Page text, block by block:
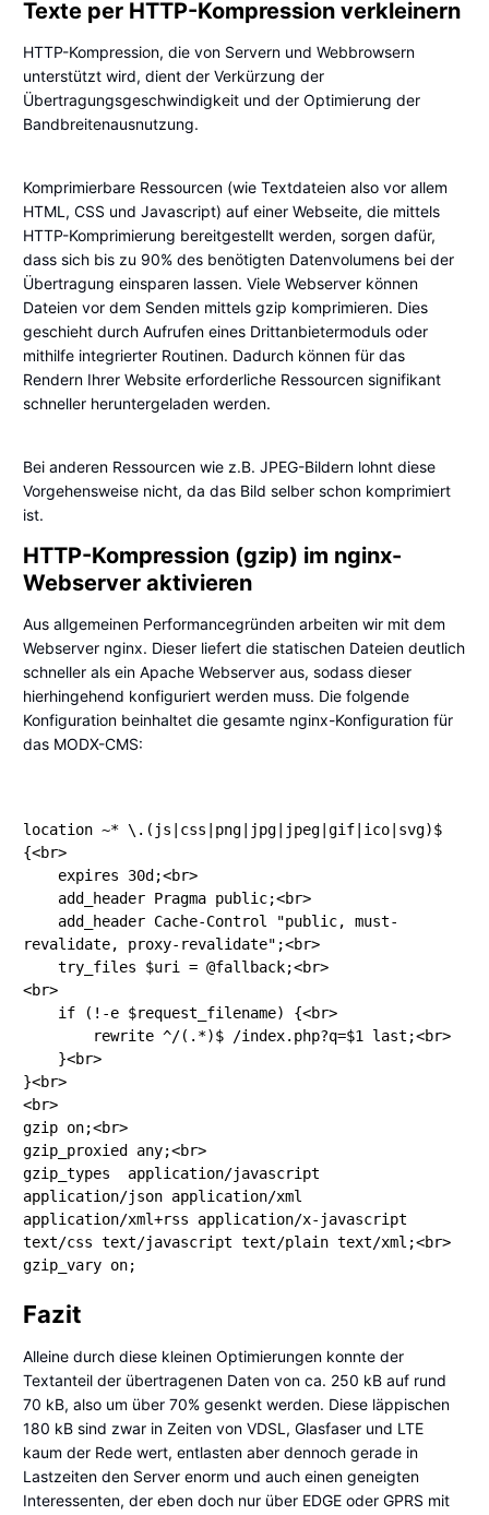
Texte per HTTP-Kompression verkleinern
HTTP-Kompression, die von Servern und Webbrowsern
unterstützt wird, dient der Verkürzung der
Übertragungsgeschwindigkeit und der Optimierung der
Bandbreitenausnutzung.
Komprimierbare Ressourcen (wie Textdateien also vor allem
HTML, CSS und Javascript) auf einer Webseite, die mittels
HTTP-Komprimierung bereitgestellt werden, sorgen dafür,
dass sich bis zu 90% des benötigten Datenvolumens bei der
Übertragung einsparen lassen. Viele Webserver können
Dateien vor dem Senden mittels gzip komprimieren. Dies
geschieht durch Aufrufen eines Drittanbietermoduls oder
mithilfe integrierter Routinen. Dadurch können für das
Rendern Ihrer Website erforderliche Ressourcen signifikant
schneller heruntergeladen werden.
Bei anderen Ressourcen wie z.B. JPEG-Bildern lohnt diese
Vorgehensweise nicht, da das Bild selber schon komprimiert
ist.
HTTP-Kompression (gzip) im nginx-
Webserver aktivieren
Aus allgemeinen Performancegründen arbeiten wir mit dem
Webserver nginx. Dieser liefert die statischen Dateien deutlich
schneller als ein Apache Webserver aus, sodass dieser
hierhingehend konfiguriert werden muss. Die folgende
Konfiguration beinhaltet die gesamte nginx-Konfiguration für
das MODX-CMS:
location ~* \.(js|css|png|jpg|jpeg|gif|ico|svg)$
{<br>
revalidate, proxy-revalidate";<br>
<br>
}<br>
<br>
gzip on;<br>
gzip_proxied any;<br>
gzip_types  application/javascript
application/json application/xml
application/xml+rss application/x-javascript
text/css text/javascript text/plain text/xml;<br>
Fazit
Alleine durch diese kleinen Optimierungen konnte der
Textanteil der übertragenen Daten von ca. 250 kB auf rund
70 kB, also um über 70% gesenkt werden. Diese läppischen
180 kB sind zwar in Zeiten von VDSL, Glasfaser und LTE
kaum der Rede wert, entlasten aber dennoch gerade in
Lastzeiten den Server enorm und auch einen geneigten
Interessenten, der eben doch nur über EDGE oder GPRS mit